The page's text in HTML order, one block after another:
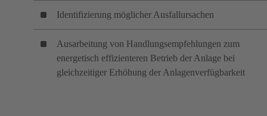
Identifizierung möglicher Ausfallursachen
Ausarbeitung von Handlungsempfehlungen zum
energetisch effizienteren Betrieb der Anlage bei
gleichzeitiger Erhöhung der Anlagenverfügbarkeit